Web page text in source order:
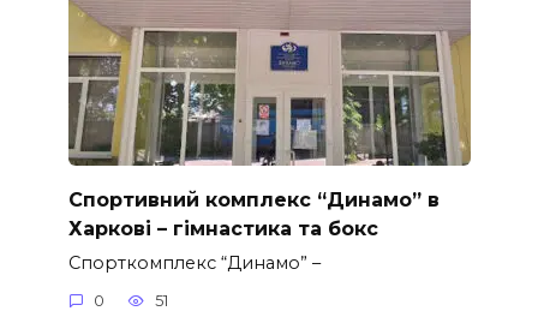
Спортивний комплекс “Динамо” в
Харкові – гімнастика та бокс
Спорткомплекс “Динамо” –
0 51